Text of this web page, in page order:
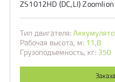
ZS1012HD (DC,LI) Zoomlion
Тип двигателя:
Рабочая высота, м: 11,8
Грузоподъемность, кг: 350